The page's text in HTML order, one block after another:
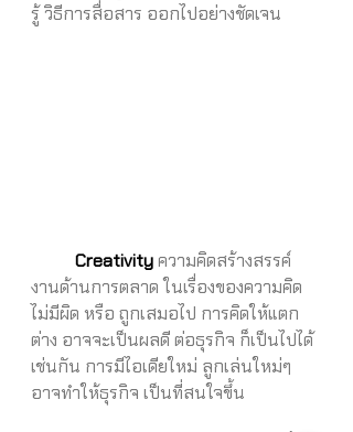
รู้ วิธีการสื่อสาร ออกไปอย่างชัดเจน
Creativity ความคิดสร้างสรรค์
งานด้านการตลาด ในเรื่องของความคิด
ไม่มีผิด หรือ ถูกเสมอไป การคิดให้แตก
ต่าง อาจจะเป็นผลดี ต่อธุรกิจ ก็เป็นไปได้
เช่นกัน การมีไอเดียใหม่ ลูกเล่นใหม่ๆ
อาจทำให้ธุรกิจ เป็นที่สนใจขึ้น